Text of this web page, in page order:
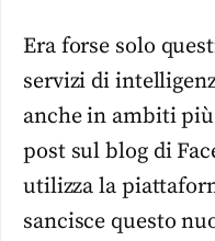
Era forse solo
servizi di
anche in ambiti
post sul blog di
utilizza la
sancisce questo